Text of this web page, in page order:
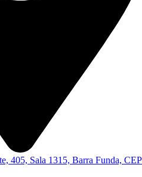
405, Sala 1315, Barra Funda, CEP